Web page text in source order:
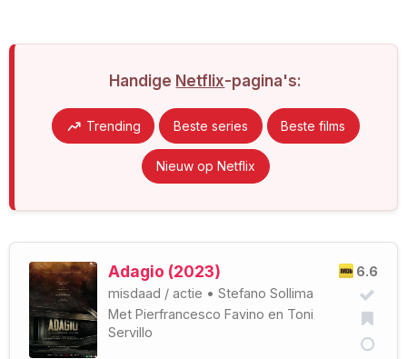
Handige Netflix-pagina's:
Trending Beste series Beste films
Nieuw op Netflix
6.6
Adagio (2023)
misdaad / actie • Stefano Sollima
Met Pierfrancesco Favino en Toni
Servillo